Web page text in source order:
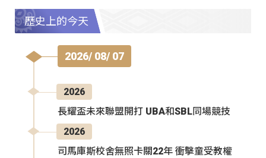
歷史上的今天
2026/ 08/ 07
2026
長耀盃未來聯盟開打 UBA和SBL同場競技
2026
司馬庫斯校舍無照卡關22年 衝擊童受教權